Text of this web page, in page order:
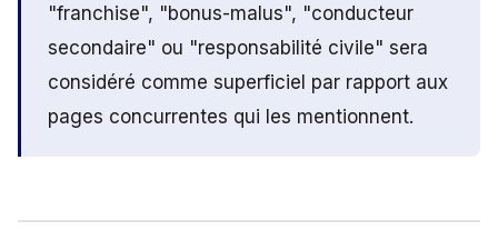
"franchise", "bonus-malus", "conducteur
secondaire" ou "responsabilité civile" sera
considéré comme superficiel par rapport aux
pages concurrentes qui les mentionnent.